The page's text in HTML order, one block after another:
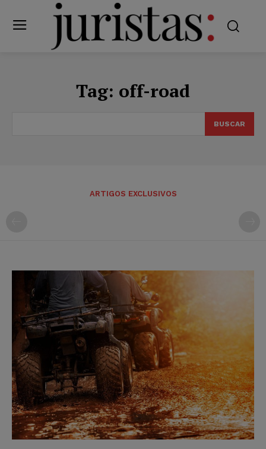
Tag: off-road
BUSCAR
ARTIGOS EXCLUSIVOS